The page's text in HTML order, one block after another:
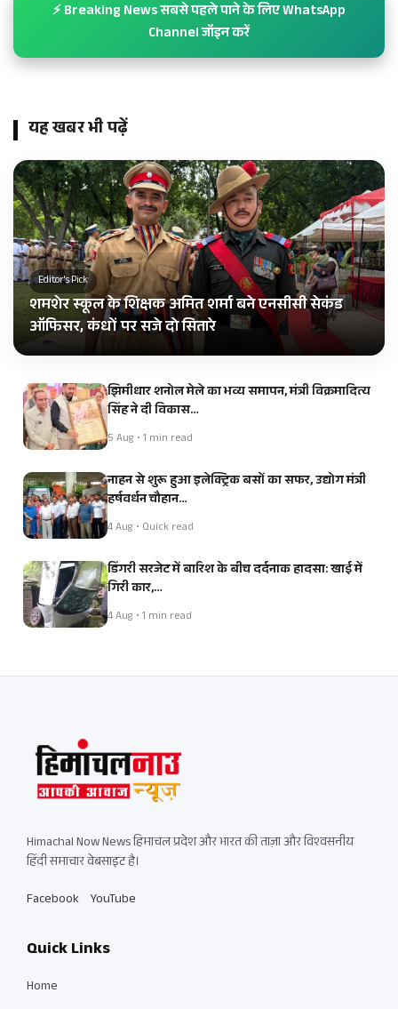
⚡ Breaking News सबसे पहले पाने के लिए WhatsApp
Channel जॉइन करें
यह खबर भी पढ़ें
Editor's Pick
शमशेर स्कूल के शिक्षक अमित शर्मा बने एनसीसी सेकंड
ऑफिसर, कंधों पर सजे दो सितारे
झिमीधार शनोल मेले का भव्य समापन, मंत्री विक्रमादित्य
सिंह ने दी विकास…
5 Aug • 1 min read
नाहन से शुरू हुआ इलेक्ट्रिक बसों का सफर, उद्योग मंत्री
हर्षवर्धन चौहान…
4 Aug • Quick read
डिंगरी सरजेट में बारिश के बीच दर्दनाक हादसा: खाई में
गिरी कार,…
4 Aug • 1 min read
Himachal Now News हिमाचल प्रदेश और भारत की ताज़ा और विश्वसनीय
हिंदी समाचार वेबसाइट है।
Facebook YouTube
Quick Links
Home